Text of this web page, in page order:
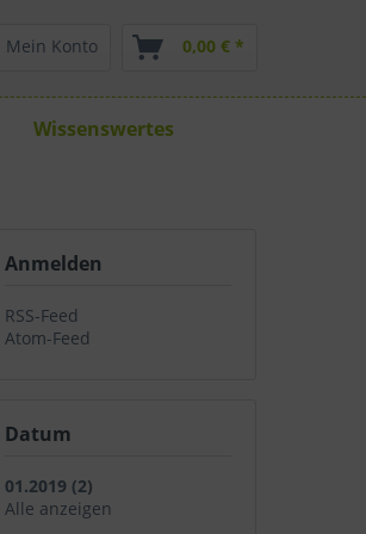
Mein Konto 0,00 € *
Wissenswertes
Anmelden
RSS-Feed
Atom-Feed
Datum
01.2019 (2)
Alle anzeigen